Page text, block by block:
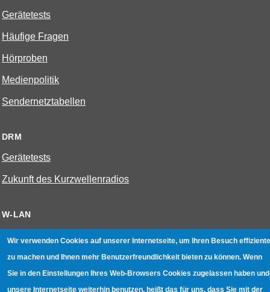
Gerätetests
Häufige Fragen
Hörproben
Medienpolitik
Sendernetztabellen
DRM
Gerätetests
Zukunft des Kurzwellenradios
W-LAN
Geräte mit Aufnahmefunktion
Gerätetests
Wir verwenden Cookies auf unserer Internetseite, um Ihren Besuch
zu machen und Ihnen mehr Benutzerfreundlichkeit bieten zu können. Wenn
Sie in den Einstellungen Ihres Web-Browsers Cookies zugelassen haben und
unsere Internetseite weiterhin benutzen, heißt das für uns, dass Sie mit der